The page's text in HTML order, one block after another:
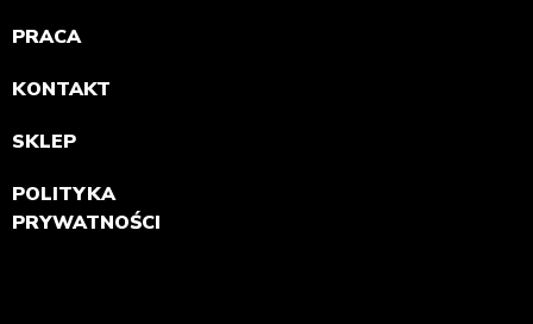
PRACA
KONTAKT
SKLEP
POLITYKA
PRYWATNOŚCI